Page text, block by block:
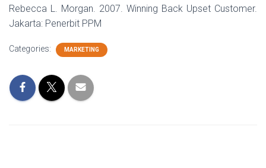
Rebecca L. Morgan. 2007. Winning Back Upset Customer.
Jakarta: Penerbit PPM
Categories: MARKETING